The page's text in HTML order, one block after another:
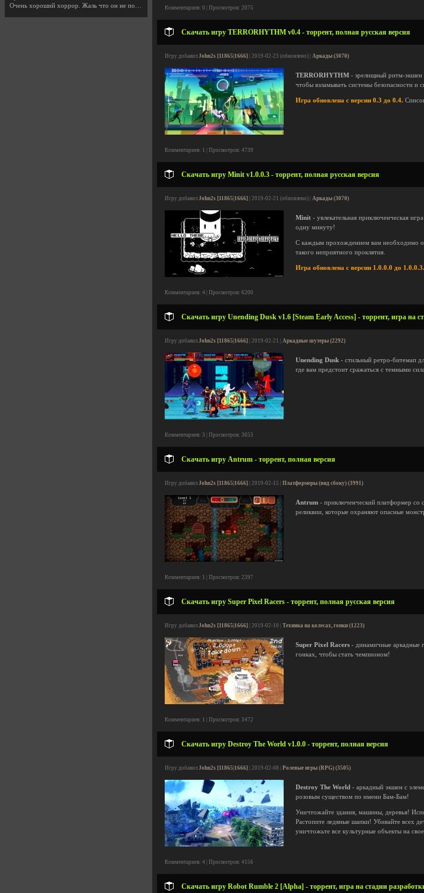
Комментариев: 0 | Просмотров: 2075
Скачать игру TERRORHYTHM v0.4 - торрент, полная русская версия
Игру добавил John2s [11865|1666] | 2019-02-23 (обновлено) | Аркады (3070)
TERRORHYTHM - зрелищный ритм-экшен
чтобы взламывать системы безопасности
Игра обновлена с версии 0.3 до 0.4.
Комментариев: 1 | Просмотров: 4739
Скачать игру Minit v1.0.0.3 - торрент, полная русская версия
Игру добавил John2s [11865|1666] | 2019-02-21 (обновлено) | Аркады (3070)
Minit - увлекательная приключенческая
одну минуту!
С каждым прохождением вам необходимо
такого неприятного проклятия.
Игра обновлена с версии 1.0.0.0 до 1.0.0.3.
Комментариев: 4 | Просмотров: 6200
Скачать игру Unending Dusk v1.6 [Steam Early Access] - торрент, игра на
Игру добавил John2s [11865|1666] | 2019-02-21 | Аркадные шутеры (2292)
Unending Dusk - стильный ретро-битемап
где вам предстоит сражаться с темными
Комментариев: 3 | Просмотров: 3653
Скачать игру Antrum - торрент, полная версия
Игру добавил John2s [11865|1666] | 2019-02-15 | Платформеры (вид сбоку) (3991)
Antrum - приключенческий платформер со
реликвии, которые охраняют опасные
Комментариев: 1 | Просмотров: 2397
Скачать игру Super Pixel Racers - торрент, полная русская версия
Игру добавил John2s [11865|1666] | 2019-02-10 | Техника на колесах, гонки (1223)
Super Pixel Racers - динамичные аркадные
гонках, чтобы стать чемпионом!
Комментариев: 1 | Просмотров: 3472
Скачать игру Destroy The World v1.0.0 - торрент, полная версия
Игру добавил John2s [11865|1666] | 2019-02-08 | Ролевые игры (RPG) (3505)
Destroy The World - аркадный экшен с
розовым существом по имени Бам-Бам!
Уничтожайте здания, машины, деревья!
Растопите ледяные шапки! Убивайте всех
уничтожьте все культурные объекты на
Комментариев: 4 | Просмотров: 4156
Скачать игру Robot Rumble 2 [Alpha] - торрент, игра на стадии
Очень хороший хоррор. Жаль что он не получил должн